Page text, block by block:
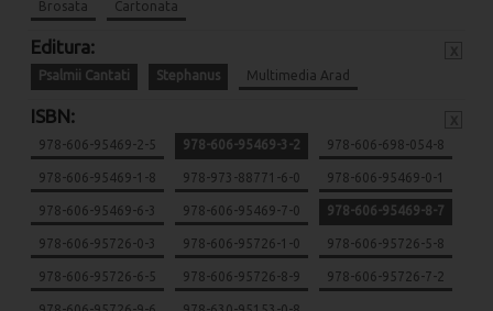
Brosata Cartonata
Editura:
Psalmii Cantati Stephanus Multimedia Arad
ISBN:
978-606-95469-2-5 978-606-95469-3-2 978-606-698-054-8
978-606-95469-1-8 978-973-88771-6-0 978-606-95469-0-1
978-606-95469-6-3 978-606-95469-7-0 978-606-95469-8-7
978-606-95726-0-3 978-606-95726-1-0 978-606-95726-5-8
978-606-95726-6-5 978-606-95726-8-9 978-606-95726-7-2